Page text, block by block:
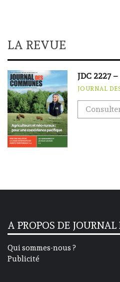
LA REVUE
JDC 2227
JOURNAL
A PROPOS DE
Qui sommes-nous ?
Publicité